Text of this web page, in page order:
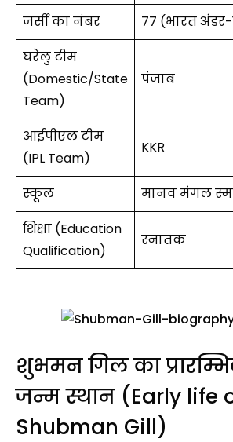
जर्सी का नंबर
77 (भारत अंडर-
घरेलु टीम
(Domestic/State
Team)
पंजाब
आईपीएल टीम
(IPL Team)
KKR
स्कूल
मानव मंगल
शिक्षा (Education
Qualification)
स्नातक
शुभमन गिल का
जन्म स्थान (Early life
Shubman Gill)